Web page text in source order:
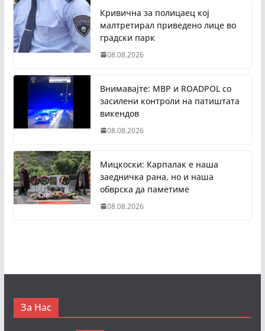
Кривична за полицаец кој
малтретирал приведено лице во
градски парк
08.08.2026
Внимавајте: МВР и ROADPOL со
засилени контроли на патиштата
викендов
08.08.2026
Мицкоски: Карпалак е наша
заедничка рана, но и наша
обврска да паметиме
08.08.2026
За Нас